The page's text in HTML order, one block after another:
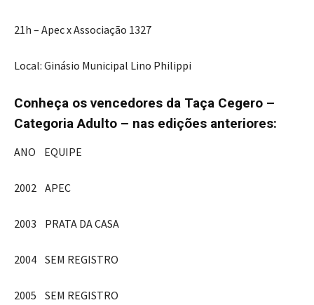
21h – Apec x Associação 1327
Local: Ginásio Municipal Lino Philippi
Conheça os vencedores da Taça Cegero –
Categoria Adulto – nas edições anteriores:
ANO EQUIPE
2002 APEC
2003 PRATA DA CASA
2004 SEM REGISTRO
2005 SEM REGISTRO